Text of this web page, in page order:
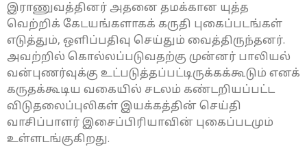
இராணுவத்தினர் அதனை தமக்கான யுத்த
வெற்றிக் கேடயங்களாகக் கருதி புகைப்படங்கள்
எடுத்தும், ஒளிப்பதிவு செய்தும் வைத்திருந்தனர்.
அவற்றில் கொல்லப்படுவதற்கு முன்னர் பாலியல்
வன்புணர்வுக்கு உட்படுத்தப்பட்டிருக்கக்கூடும் எனக்
கருதக்கூடிய வகையில் சடலம் கண்டறியப்பட்ட
விடுதலைப்புலிகள் இயக்கத்தின் செய்தி
வாசிப்பாளர் இசைப்பிரியாவின் புகைப்படமும்
உள்ளடங்குகிறது.